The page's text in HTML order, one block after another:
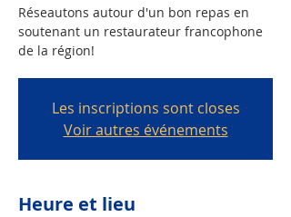
Réseautons autour d'un bon repas en
soutenant un restaurateur francophone
de la région!
Les inscriptions sont closes
Voir autres événements
Heure et lieu